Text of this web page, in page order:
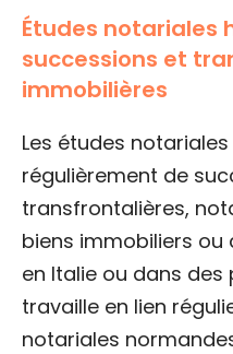
Études notariales
successions et
immobilières
Les études
régulièrement de
transfrontalières,
biens immobiliers
en Italie ou dans
travaille en lien
notariales